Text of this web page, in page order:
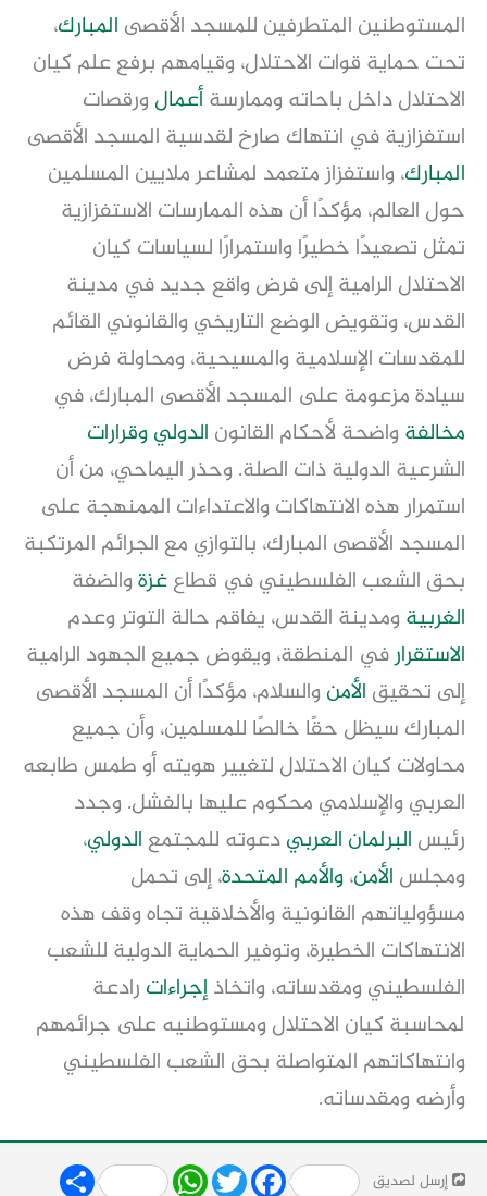
المستوطنين المتطرفين للمسجد الأقصى المبارك،
تحت حماية قوات الاحتلال، وقيامهم برفع علم كيان
الاحتلال داخل باحاته وممارسةأعمال ورقصات
استفزازية في انتهاك صارخ لقدسية المسجد الأقصى
المبارك، واستفزاز متعمد لمشاعر ملايين المسلمين
حول العالم، مؤكدًا أن هذه الممارسات الاستفزازية
تمثل تصعيدًا خطيرًا واستمرارًا لسياسات كيان
الاحتلال الرامية إلى فرض واقع جديد في مدينة
القدس، وتقويض الوضع التاريخي والقانوني القائم
للمقدسات الإسلامية والمسيحية، ومحاولة فرض
سيادة مزعومة على المسجد الأقصى المبارك، في
مخالفة واضحة لأحكام القانون الدوليوقرارات
الشرعية الدولية ذات الصلة. وحذر اليماحي، من أن
استمرار هذه الانتهاكات والاعتداءات الممنهجة على
المسجد الأقصى المبارك، بالتوازي مع الجرائم المرتكبة
بحق الشعب الفلسطيني في قطاعغزةوالضفة
الغربية ومدينة القدس، يفاقم حالة التوتر وعدم
الاستقرارفي المنطقة، ويقوض جميع الجهود الرامية
إلى تحقيق الأمن والسلام، مؤكدًا أن المسجد الأقصى
المبارك سيظل حقًا خالصًا للمسلمين، وأن جميع
محاولات كيان الاحتلال لتغيير هويته أو طمس طابعه
العربي والإسلامي محكوم عليها بالفشل. وجدد
رئيس البرلمان العربيدعوته للمجتمعالدولي،
ومجلس الأمن،والأمم المتحدة، إلى تحمل
مسؤولياتهم القانونية والأخلاقية تجاه وقف هذه
الانتهاكات الخطيرة، وتوفير الحماية الدولية للشعب
الفلسطيني ومقدساته، واتخاذإجراءات رادعة
لمحاسبة كيان الاحتلال ومستوطنيه على جرائمهم
وانتهاكاتهم المتواصلة بحق الشعب الفلسطيني
وأرضه ومقدساته.
إرسل لصديق Share WhatsApp
Twitter Facebook